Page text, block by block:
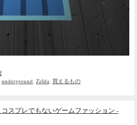
underground, Zelda, 買えるもの
スプレでもないゲームファッション -